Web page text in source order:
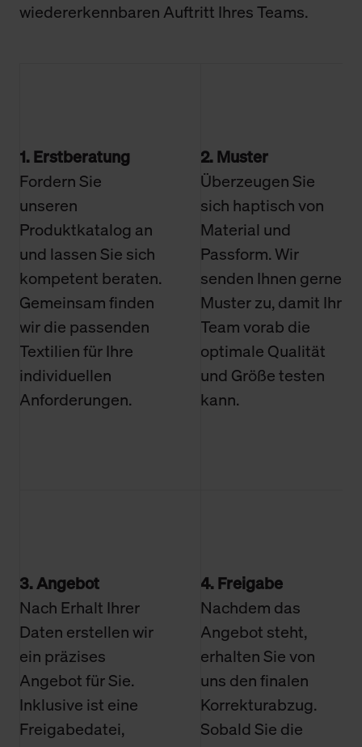
wiedererkennbaren Auftritt Ihres Teams.
1. Erstberatung
Fordern Sie
unseren
Produktkatalog an
und lassen Sie sich
kompetent beraten.
Gemeinsam finden
wir die passenden
Textilien für Ihre
individuellen
Anforderungen.
2. Muster
Überzeugen Sie
sich haptisch von
Material und
Passform. Wir
senden Ihnen gerne
Muster zu, damit Ihr
Team vorab die
optimale Qualität
und Größe testen
kann.
3. Angebot
Nach Erhalt Ihrer
Daten erstellen wir
ein präzises
Angebot für Sie.
Inklusive ist eine
Freigabedatei,
4. Freigabe
Nachdem das
Angebot steht,
erhalten Sie von
uns den finalen
Korrekturabzug.
Sobald Sie die